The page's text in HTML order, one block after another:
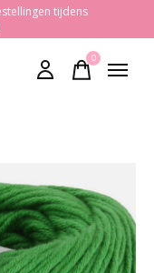
tijdens
0items